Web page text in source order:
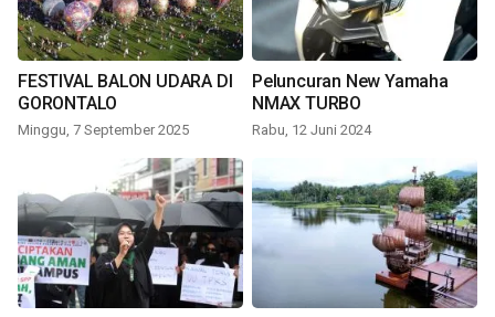
FESTIVAL BALON UDARA DI
GORONTALO
Minggu, 7 September 2025
Peluncuran New Yamaha
NMAX TURBO
Rabu, 12 Juni 2024